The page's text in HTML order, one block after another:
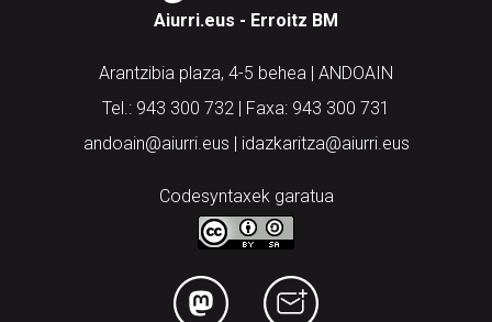
Aiurri.eus - Erroitz BM
Arantzibia plaza, 4-5 behea | ANDOAIN
Tel.: 943 300 732 | Faxa: 943 300 731
andoain@aiurri.eus | idazkaritza@aiurri.eus
Codesyntaxek garatua